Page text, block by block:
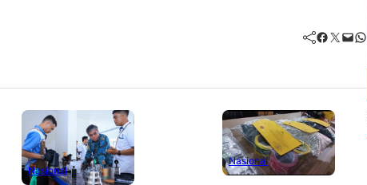
Facebook Twitter Mail WhatsApp
Nasional
Nasional